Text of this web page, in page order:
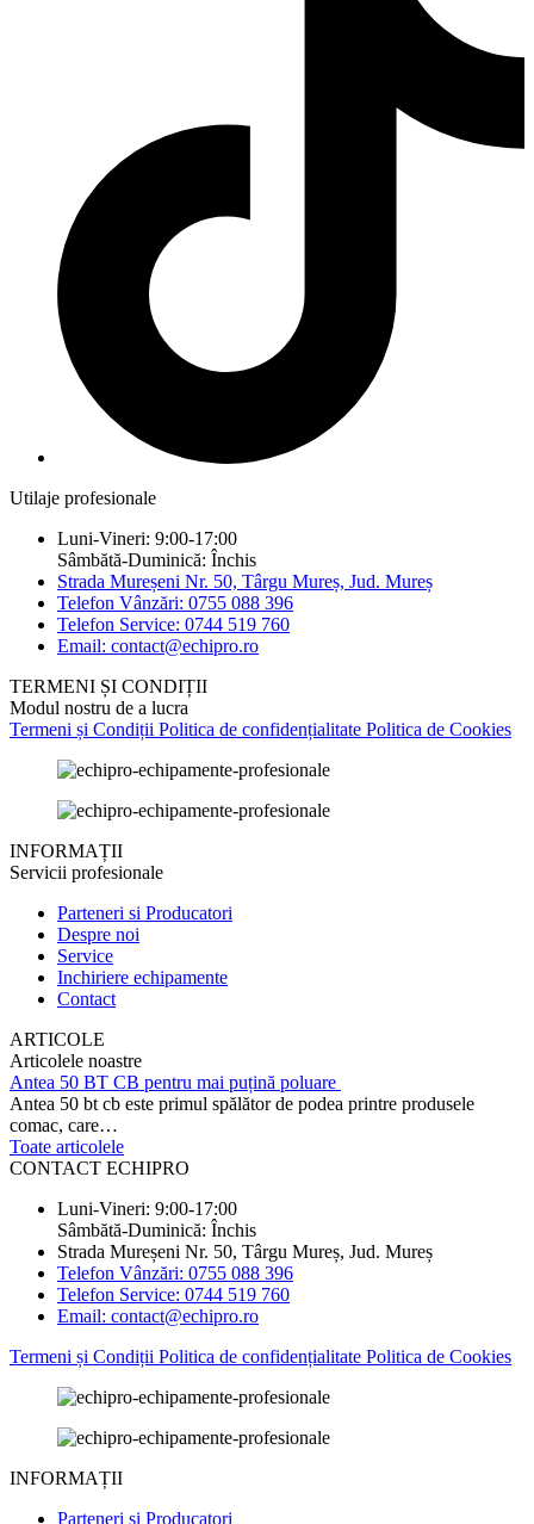
Utilaje profesionale
Luni-Vineri: 9:00-17:00
Sâmbătă-Duminică: Închis
Strada Mureșeni Nr. 50, Târgu Mureș, Jud. Mureș
Telefon Vânzări: 0755 088 396
Telefon Service: 0744 519 760
Email: contact@echipro.ro
TERMENI ȘI CONDIȚII
Modul nostru de a lucra
Termeni și Condiții Politica de confidențialitate Politica de Cookies
INFORMAȚII
Servicii profesionale
Parteneri si Producatori
Despre noi
Service
Inchiriere echipamente
Contact
ARTICOLE
Articolele noastre
Antea 50 BT CB pentru mai puțină poluare
Antea 50 bt cb este primul spălător de podea printre produsele
comac, care…
Toate articolele
CONTACT ECHIPRO
Luni-Vineri: 9:00-17:00
Sâmbătă-Duminică: Închis
Strada Mureșeni Nr. 50, Târgu Mureș, Jud. Mureș
Telefon Vânzări: 0755 088 396
Telefon Service: 0744 519 760
Email: contact@echipro.ro
Termeni și Condiții Politica de confidențialitate Politica de Cookies
INFORMAȚII
Parteneri si Producatori